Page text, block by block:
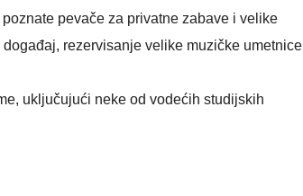
pevače za privatne zabave i velike
rezervisanje velike muzičke umetnice
uključujući neke od vodećih studijskih